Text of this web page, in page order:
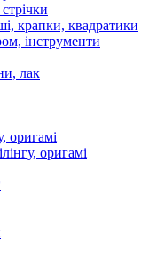
крапки, квадратики
інструменти
лак
оригамі
оригамі